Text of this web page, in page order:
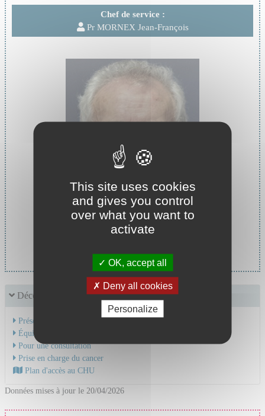
Chef de service :
Pr MORNEX Jean-François
Chef de service :
Découvrir le service
Présentation de l'activité
Équipe Médicale
Pour une consultation
Prise en charge du cancer
Plan d'accès au CHU
Données mises à jour le 20/04/2026
This site uses cookies
and gives you control
over what you want to
activate
OK, accept all
Deny all cookies
Personalize